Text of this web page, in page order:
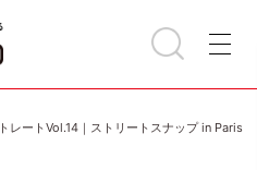
レートVol.14｜ストリートスナップ in Paris